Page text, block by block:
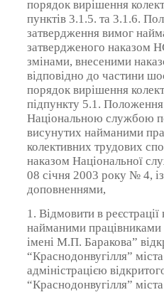
порядок вирішення
пунктів 3.1.5. та 3.1.6.
затвердження вимог
затвердженого наказом
змінами, внесеними
відповідно до частини
порядок вирішення
підпункту 5.1.
Національною службою
висунутих найманими
колективних трудових
наказом Національної
08 січня 2003 року № 4,
доповненнями,
1. Відмовити в
найманими працівниками
імені М.П. Баракова”
“Краснодонвугілля”
адміністрацією
“Краснодонвугілля”